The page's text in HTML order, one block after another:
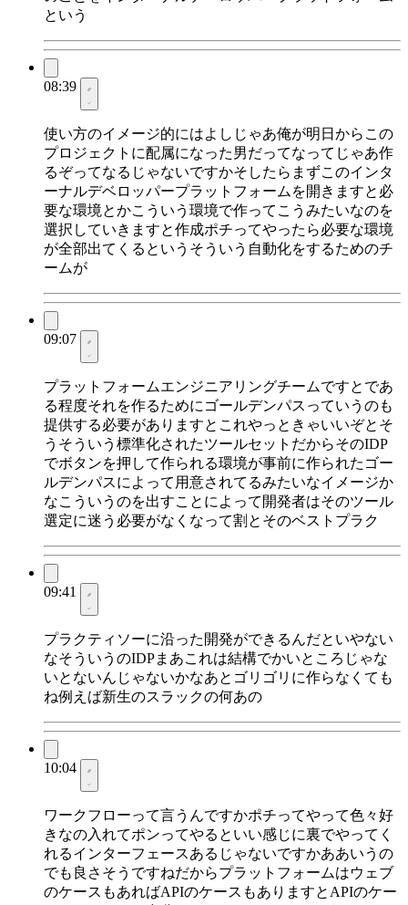
という
08:39
使い方のイメージ的にはよしじゃあ俺が明日からこの
プロジェクトに配属になった男だってなってじゃあ作
るぞってなるじゃないですかそしたらまずこのインタ
ーナルデベロッパープラットフォームを開きますと必
要な環境とかこういう環境で作ってこうみたいなのを
選択していきますと作成ポチってやったら必要な環境
が全部出てくるというそういう自動化をするためのチ
ームが
09:07
プラットフォームエンジニアリングチームですとであ
る程度それを作るためにゴールデンパスっていうのも
提供する必要がありますとこれやっときゃいいぞとそ
うそういう標準化されたツールセットだからそのIDP
でボタンを押して作られる環境が事前に作られたゴー
ルデンパスによって用意されてるみたいなイメージか
なこういうのを出すことによって開発者はそのツール
選定に迷う必要がなくなって割とそのベストプラク
09:41
プラクティソーに沿った開発ができるんだといやない
なそういうのIDPまあこれは結構でかいところじゃな
いとないんじゃないかなあとゴリゴリに作らなくても
ね例えば新生のスラックの何あの
10:04
ワークフローって言うんですかポチってやって色々好
きなの入れてポンってやるといい感じに裏でやってく
れるインターフェースあるじゃないですかああいうの
でも良さそうですねだからプラットフォームはウェブ
のケースもあればAPIのケースもありますとAPIのケー